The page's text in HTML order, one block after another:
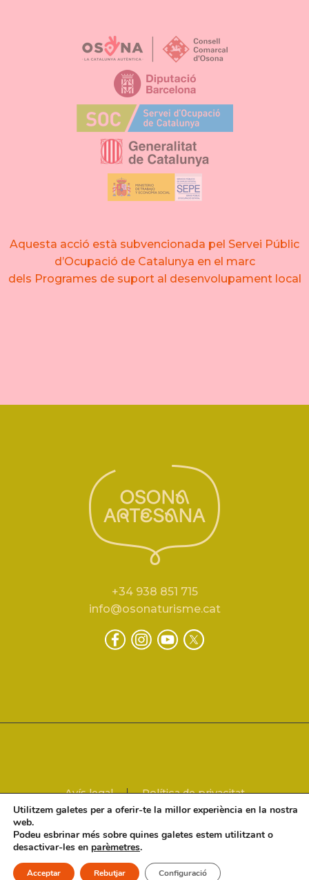
Aquesta acció està subvencionada pel Servei Públic
d’Ocupació de Catalunya en el marc
dels Programes de suport al desenvolupament local
+34 938 851 715
info@osonaturisme.cat
Avís legal
Política de privacitat
Política de cookies
Utilitzem galetes per a oferir-te la millor experiència en la nostra
web.
Podeu esbrinar més sobre quines galetes estem utilitzant o
desactivar-les en parèmetres.
Acceptar Rebutjar Configuració